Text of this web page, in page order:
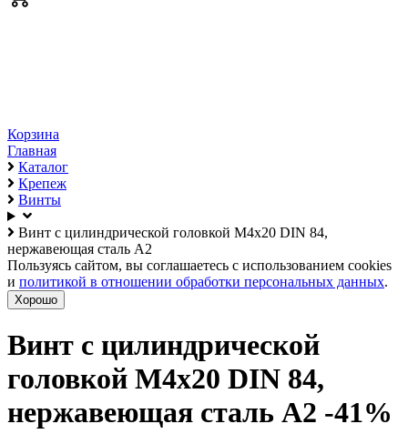
Корзина
Главная
Каталог
Крепеж
Винты
Винт с цилиндрической головкой М4х20 DIN 84,
нержавеющая сталь А2
Пользуясь сайтом, вы соглашаетесь с использованием cookies
и политикой в отношении обработки персональных данных.
Хорошо
Винт с цилиндрической
головкой М4х20 DIN 84,
нержавеющая сталь А2